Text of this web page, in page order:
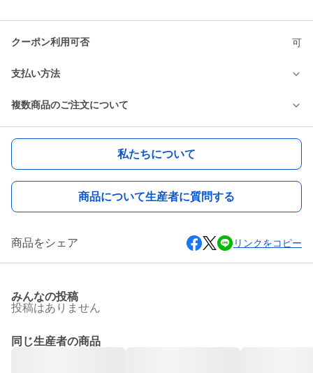
クーポン利用可否 可
支払い方法
複数商品のご注文について
私たちについて
商品について生産者に質問する
商品をシェア リンクをコピー
みんなの投稿
投稿はありません
同じ生産者の商品